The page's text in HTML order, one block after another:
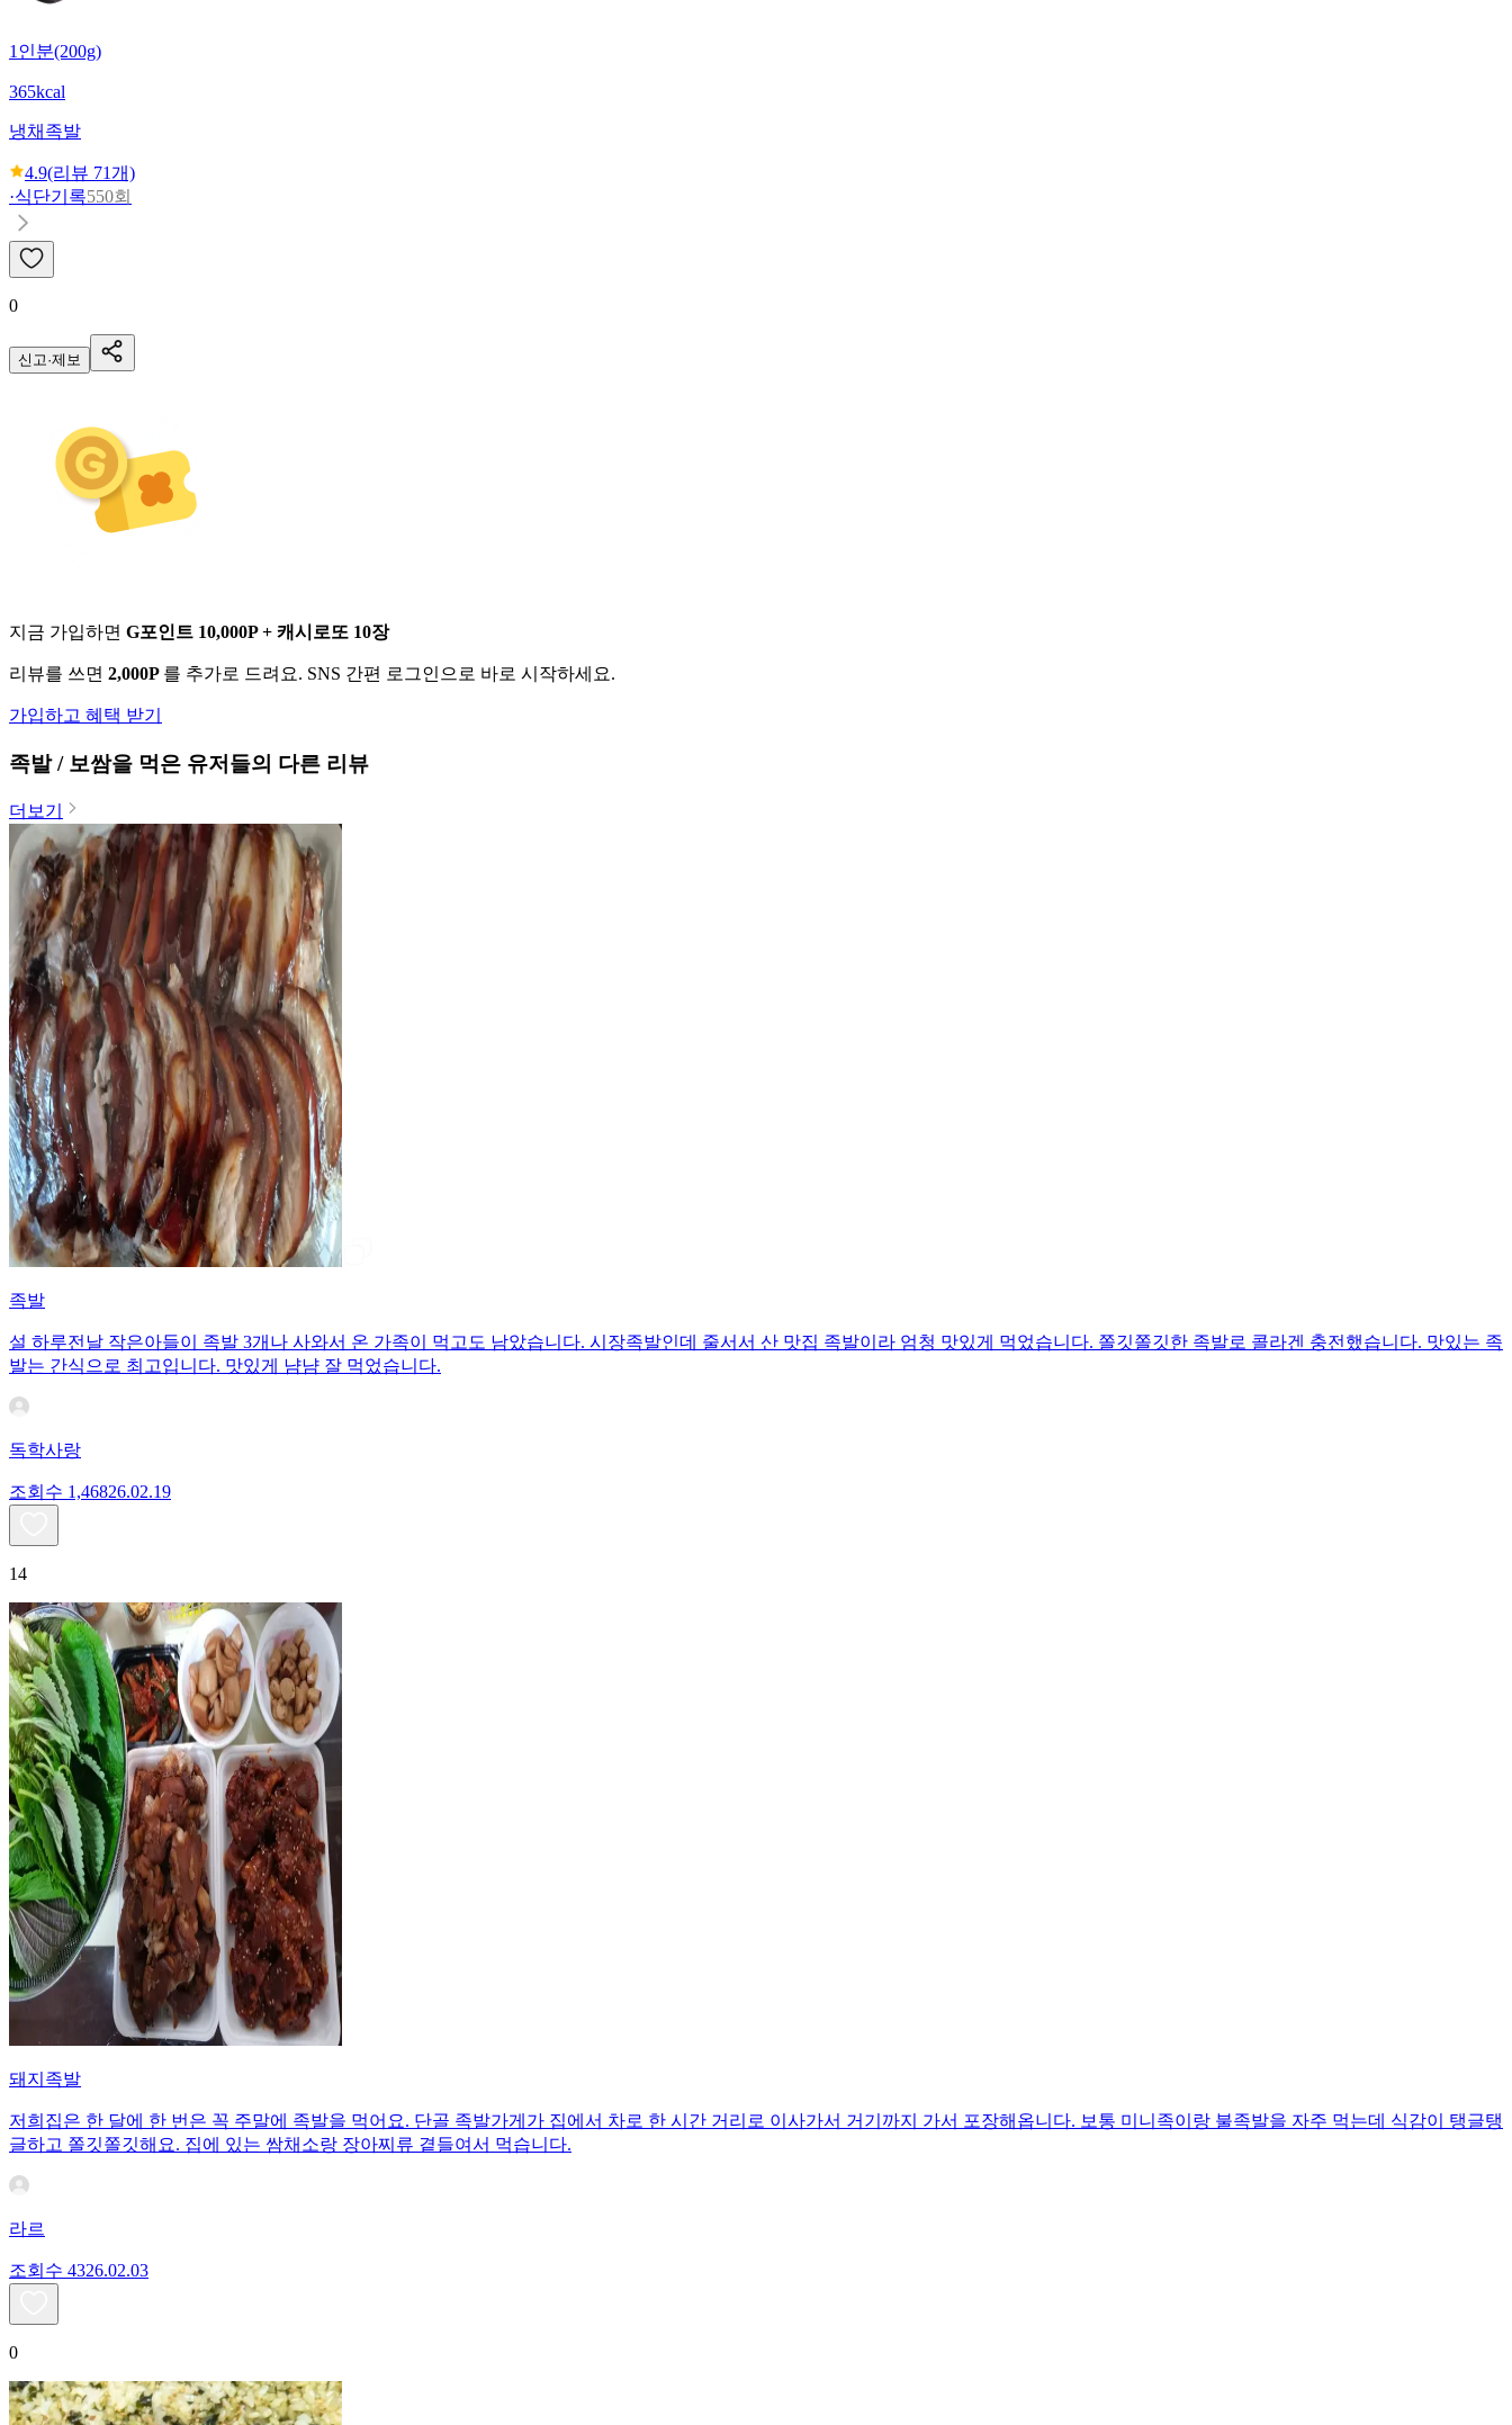
1인분(200g)
365kcal
냉채족발
4.9(리뷰 71개)
·식단기록550회
0
신고·제보
지금 가입하면 G포인트 10,000P + 캐시로또 10장
리뷰를 쓰면 2,000P 를 추가로 드려요. SNS 간편 로그인으로 바로 시작하세요.
가입하고 혜택 받기
족발 / 보쌈을 먹은 유저들의 다른 리뷰
더보기
족발
설 하루전날 작은아들이 족발 3개나 사와서 온 가족이 먹고도 남았습니다. 시장족발인데 줄서서 산 맛집 족발이라 엄청 맛있게 먹었습니다. 쫄깃쫄깃한 족발로 콜라겐 충전했습니다. 맛있는 족
발는 간식으로 최고입니다. 맛있게 냠냠 잘 먹었습니다.
독학사랑
조회수 1,46826.02.19
14
돼지족발
저희집은 한 달에 한 번은 꼭 주말에 족발을 먹어요. 단골 족발가게가 집에서 차로 한 시간 거리로 이사가서 거기까지 가서 포장해옵니다. 보통 미니족이랑 불족발을 자주 먹는데 식감이 탱글탱
글하고 쫄깃쫄깃해요. 집에 있는 쌈채소랑 장아찌류 곁들여서 먹습니다.
라르
조회수 4326.02.03
0